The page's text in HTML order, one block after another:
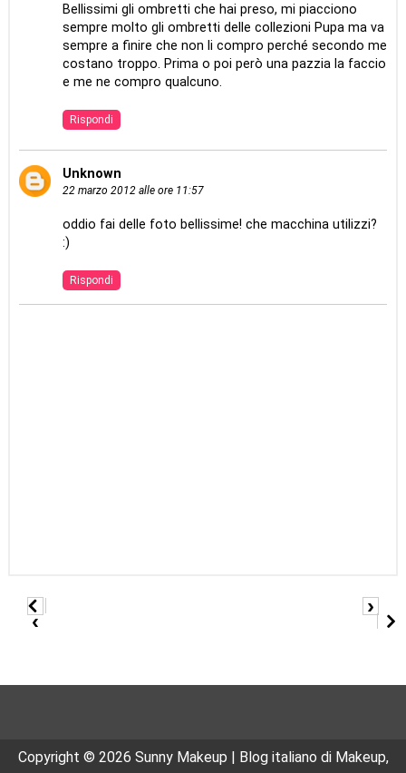
Bellissimi gli ombretti che hai preso, mi piacciono
sempre molto gli ombretti delle collezioni Pupa ma va
sempre a finire che non li compro perché secondo me
costano troppo. Prima o poi però una pazzia la faccio
e me ne compro qualcuno.
Rispondi
Unknown
22 marzo 2012 alle ore 11:57
oddio fai delle foto bellissime! che macchina utilizzi?
:)
Rispondi
‹
›
Copyright © 2026 Sunny Makeup | Blog italiano di Makeup,